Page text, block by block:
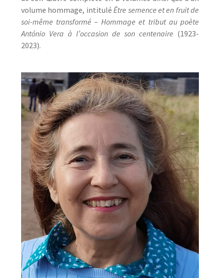
volume hommage, intituléÊtre semence et en fruit de
soi-même transformé – Hommage et tribut au poète
António Vera à l’occasion de son centenaire (1923-
2023).